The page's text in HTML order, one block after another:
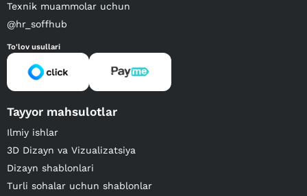
Texnik muammolar uchun
@hr_soffhub
To'lov usullari
Tayyor mahsulotlar
Ilmiy ishlar
3D Dizayn va Vizualizatsiya
Dizayn shablonlari
Turli sohalar uchun shablonlar